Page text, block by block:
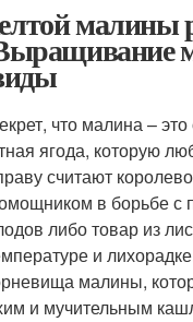
малины
что малина –
ягода, которую
считают
в борьбе с
либо товар из
и
малины,
и мучительным